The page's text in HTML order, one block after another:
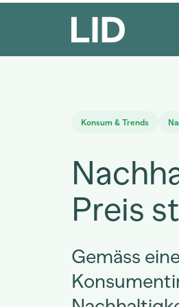
Konsum & Trends
Preis
Gemäss